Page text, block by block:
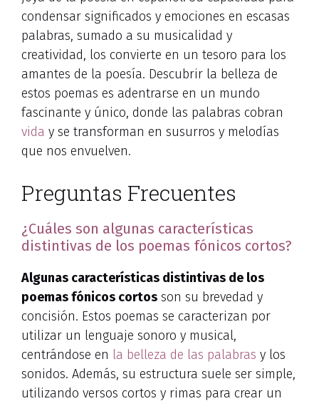
condensar significados y emociones en escasas
palabras, sumado a su musicalidad y
creatividad, los convierte en un tesoro para los
amantes de la poesía. Descubrir la belleza de
estos poemas es adentrarse en un mundo
fascinante y único, donde las palabras cobran
vida y se transforman en susurros y melodías
que nos envuelven.
Preguntas Frecuentes
¿Cuáles son algunas características
distintivas de los poemas fónicos cortos?
Algunas características distintivas de los
poemas fónicos cortos son su brevedad y
concisión. Estos poemas se caracterizan por
utilizar un lenguaje sonoro y musical,
centrándose en la belleza de las palabras y los
sonidos. Además, su estructura suele ser simple,
utilizando versos cortos y rimas para crear un